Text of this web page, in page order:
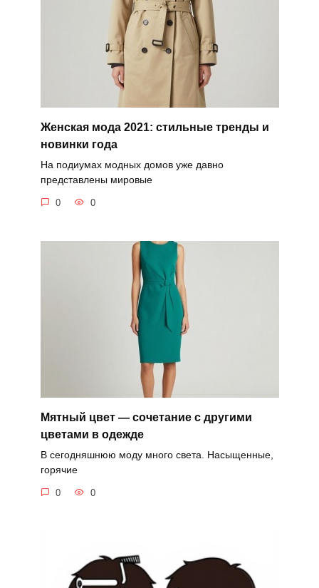
Женская мода 2021: стильные тренды и
новинки года
На подиумах модных домов уже давно
представлены мировые
0 0
Мятный цвет — сочетание с другими
цветами в одежде
В сегодняшнюю моду много света. Насыщенные,
горячие
0 0